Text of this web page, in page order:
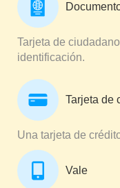
Tarjeta de
identificación.
Tarjeta de
Una tarjeta de
Vale